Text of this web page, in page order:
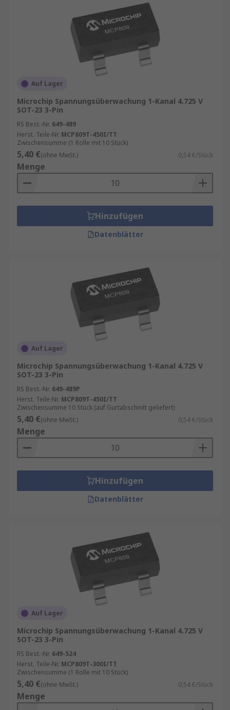
Auf Lager
Microchip Spannungsüberwachung 1-Kanal 4.725 V
SOT-23 3-Pin
RS Best.-Nr. 649-489
Herst. Teile-Nr. MCP809T-450I/TT
Zwischensumme (1 Rolle mit 10 Stück)
5,40 €(ohne MwSt.) 0,54 €/Stück
Menge
Hinzufügen
Datenblätter
Auf Lager
Microchip Spannungsüberwachung 1-Kanal 4.725 V
SOT-23 3-Pin
RS Best.-Nr. 649-489P
Herst. Teile-Nr. MCP809T-450I/TT
Zwischensumme 10 Stück (auf Gurtabschnitt geliefert)
5,40 €(ohne MwSt.) 0,54 €/Stück
Menge
Hinzufügen
Datenblätter
Auf Lager
Microchip Spannungsüberwachung 1-Kanal 4.725 V
SOT-23 3-Pin
RS Best.-Nr. 649-524
Herst. Teile-Nr. MCP809T-300I/TT
Zwischensumme (1 Rolle mit 10 Stück)
5,40 €(ohne MwSt.) 0,54 €/Stück
Menge